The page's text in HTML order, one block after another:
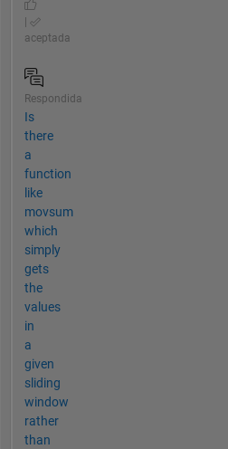
aceptada
Respondida
Is
there
a
function
like
movsum
which
simply
gets
the
values
in
a
given
sliding
window
rather
than